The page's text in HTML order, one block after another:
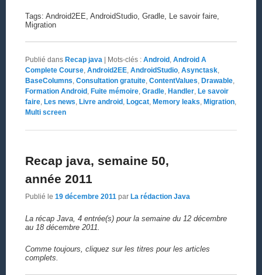
Tags: Android2EE, AndroidStudio, Gradle, Le savoir faire,
Migration
Publié dans Recap java | Mots-clés : Android, Android A
Complete Course, Android2EE, AndroidStudio, Asynctask,
BaseColumns Consultation gratuite, ContentValues Drawable,
Formation Android, Fuite mémoire, Gradle, Handler, Le savoir
faire, Les news Livre android, Logcat, Memory leaks Migration,
Multi screen
Recap java, semaine 50,
année 2011
Publié le 19 décembre 2011 par La rédaction Java
La récap Java, 4 entrée(s) pour la semaine du 12 décembre
au 18 décembre 2011.
Comme toujours, cliquez sur les titres pour les articles
complets.